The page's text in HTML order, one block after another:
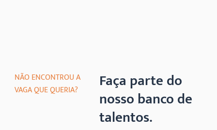
NÃO ENCONTROU A
VAGA QUE QUERIA?
Faça parte do
nosso banco de
talentos.